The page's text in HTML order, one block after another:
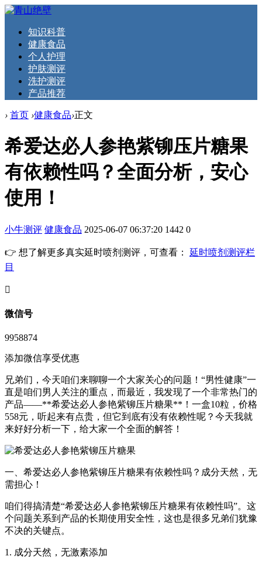
知识科普
健康食品
个人护理
护肤测评
洗护测评
产品推荐
› 首页 ›健康食品›正文
希爱达必人参艳紫铆压片糖果
有依赖性吗？全面分析，安心
使用！
小牛测评 健康食品 2025-06-07 06:37:20 1442 0
👉 想了解更多真实延时喷剂测评，可查看： 延时喷剂测评栏
目
󦘖
微信号
9958874
添加微信享受优惠
兄弟们，今天咱们来聊聊一个大家关心的问题！“男性健康”一
直是咱们男人关注的重点，而最近，我发现了一个非常热门的
产品——**希爱达必人参艳紫铆压片糖果**！一盒10粒，价格
558元，听起来有点贵，但它到底有没有依赖性呢？今天我就
来好好分析一下，给大家一个全面的解答！
一、希爱达必人参艳紫铆压片糖果有依赖性吗？成分天然，无
需担心！
咱们得搞清楚“希爱达必人参艳紫铆压片糖果有依赖性吗”。这
个问题关系到产品的长期使用安全性，这也是很多兄弟们犹豫
不决的关键点。
1. 成分天然，无激素添加